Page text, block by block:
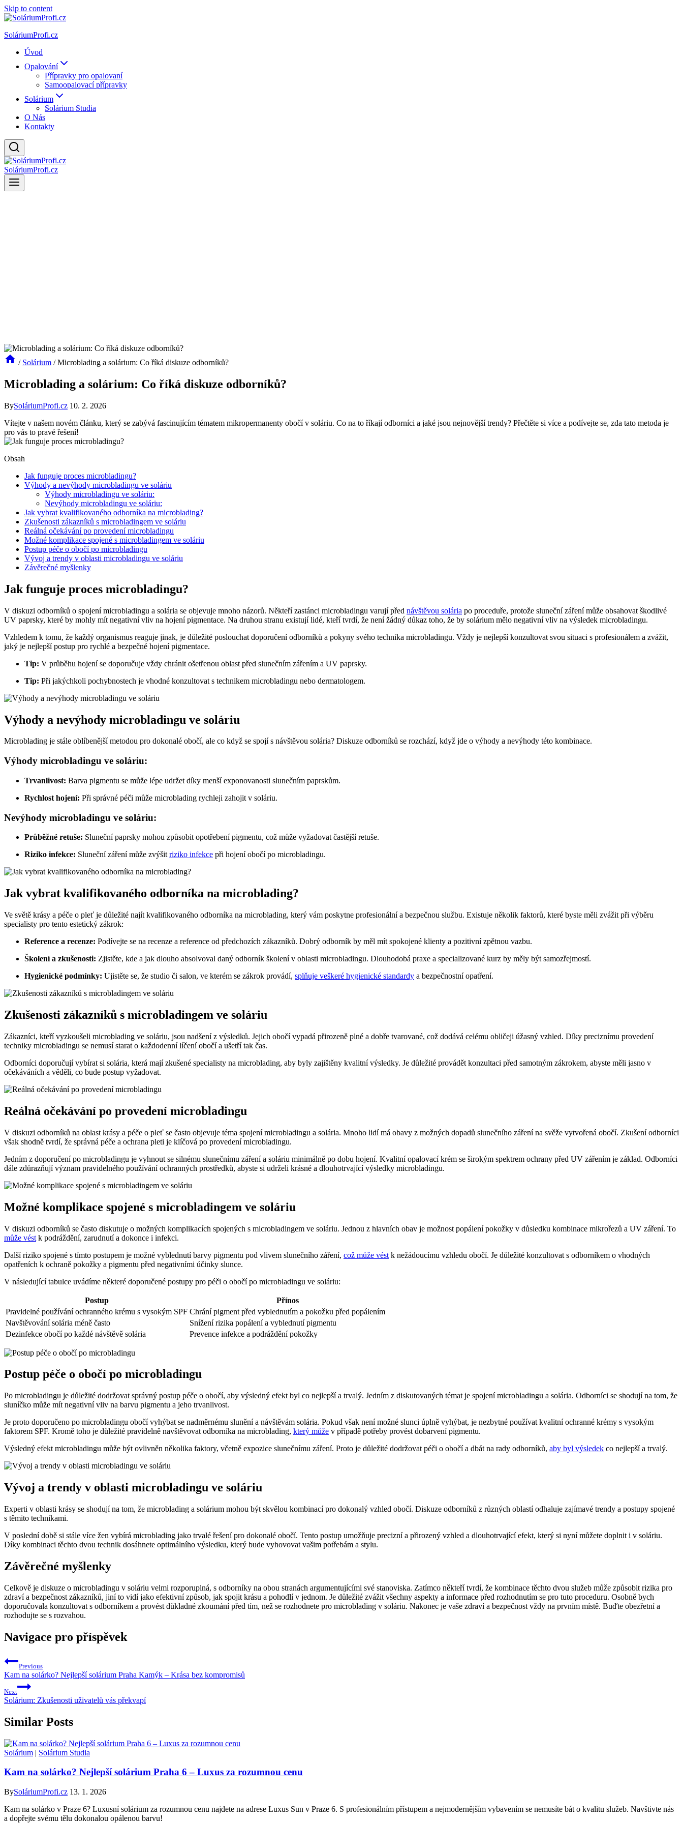
Skip to content
SoláriumProfi.cz
Úvod
Opalování
Přípravky pro opalovaní
Samoopalovací přípravky
Solárium
Solárium Studia
O Nás
Kontakty
SoláriumProfi.cz
/ Solárium / Microblading a solárium: Co říká diskuze odborníků?
Microblading a solárium: Co říká diskuze odborníků?
BySoláriumProfi.cz 10. 2. 2026
Vítejte v našem novém článku, který se zabývá fascinujícím tématem mikropermanenty obočí v soláriu. Co na to říkají odborníci a jaké jsou nejnovější trendy? Přečtěte si více a podívejte se, zda tato metoda je
pro vás to pravé řešení!
Obsah
Jak funguje proces microbladingu?
Výhody a nevýhody microbladingu ve soláriu
Výhody microbladingu ve soláriu:
Nevýhody microbladingu ve soláriu:
Jak vybrat kvalifikovaného odborníka na microblading?
Zkušenosti zákazníků s microbladingem ve soláriu
Reálná očekávání po provedení microbladingu
Možné komplikace spojené s microbladingem ve soláriu
Postup péče o obočí po microbladingu
Vývoj a trendy v oblasti microbladingu ve soláriu
Závěrečné myšlenky
Jak funguje proces microbladingu?
V diskuzi odborníků o spojení microbladingu a solária se objevuje mnoho názorů. Někteří zastánci microbladingu varují před návštěvou solária po proceduře, protože sluneční záření může obsahovat škodlivé
UV paprsky, které by mohly mít negativní vliv na hojení pigmentace. Na druhou stranu existují lidé, kteří tvrdí, že není žádný důkaz toho, že by solárium mělo negativní vliv na výsledek microbladingu.
Vzhledem k tomu, že každý organismus reaguje jinak, je důležité poslouchat doporučení odborníků a pokyny svého technika microbladingu. Vždy je nejlepší konzultovat svou situaci s profesionálem a zvážit,
jaký je nejlepší postup pro rychlé a bezpečné hojení pigmentace.
Tip: V průběhu hojení se doporučuje vždy chránit ošetřenou oblast před slunečním zářením a UV paprsky.
Tip: Při jakýchkoli pochybnostech je vhodné konzultovat s technikem microbladingu nebo dermatologem.
Výhody a nevýhody microbladingu ve soláriu
Microblading je stále oblíbenější metodou pro dokonalé obočí, ale co když se spojí s návštěvou solária? Diskuze odborníků se rozchází, když jde o výhody a nevýhody této kombinace.
Výhody microbladingu ve soláriu:
Trvanlivost: Barva pigmentu se může lépe udržet díky menší exponovanosti slunečním paprskům.
Rychlost hojení: Při správné péči může microblading rychleji zahojit v soláriu.
Nevýhody microbladingu ve soláriu:
Průběžné retuše: Sluneční paprsky mohou způsobit opotřebení pigmentu, což může vyžadovat častější retuše.
Riziko infekce: Sluneční záření může zvýšit riziko infekce při hojení obočí po microbladingu.
Jak vybrat kvalifikovaného odborníka na microblading?
Ve světě krásy a péče o pleť je důležité najít kvalifikovaného odborníka na microblading, který vám poskytne profesionální a bezpečnou službu. Existuje několik faktorů, které byste měli zvážit při výběru
specialisty pro tento estetický zákrok:
Reference a recenze: Podívejte se na recenze a reference od předchozích zákazníků. Dobrý odborník by měl mít spokojené klienty a pozitivní zpětnou vazbu.
Školení a zkušenosti: Zjistěte, kde a jak dlouho absolvoval daný odborník školení v oblasti microbladingu. Dlouhodobá praxe a specializované kurz by měly být samozřejmostí.
Hygienické podmínky: Ujistěte se, že studio či salon, ve kterém se zákrok provádí, splňuje veškeré hygienické standardy a bezpečnostní opatření.
Zkušenosti zákazníků s microbladingem ve soláriu
Zákazníci, kteří vyzkoušeli microblading ve soláriu, jsou nadšení z výsledků. Jejich obočí vypadá přirozeně plné a dobře tvarované, což dodává celému obličeji úžasný vzhled. Díky preciznímu provedení
techniky microbladingu se nemusí starat o každodenní líčení obočí a ušetří tak čas.
Odborníci doporučují vybírat si solária, která mají zkušené specialisty na microblading, aby byly zajištěny kvalitní výsledky. Je důležité provádět konzultaci před samotným zákrokem, abyste měli jasno v
očekáváních a věděli, co bude postup vyžadovat.
Reálná očekávání po provedení microbladingu
V diskuzi odborníků na oblast krásy a péče o pleť se často objevuje téma spojení microbladingu a solária. Mnoho lidí má obavy z možných dopadů slunečního záření na svěže vytvořená obočí. Zkušení odborníci
však shodně tvrdí, že správná péče a ochrana pleti je klíčová po provedení microbladingu.
Jedním z doporučení po microbladingu je vyhnout se silnému slunečnímu záření a soláriu minimálně po dobu hojení. Kvalitní opalovací krém se širokým spektrem ochrany před UV zářením je základ. Odborníci
dále zdůrazňují význam pravidelného používání ochranných prostředků, abyste si udrželi krásné a dlouhotrvající výsledky microbladingu.
Možné komplikace spojené s microbladingem ve soláriu
V diskuzi odborníků se často diskutuje o možných komplikacích spojených s microbladingem ve soláriu. Jednou z hlavních obav je možnost popálení pokožky v důsledku kombinace mikrořezů a UV záření. To
může vést k podráždění, zarudnutí a dokonce i infekci.
Další riziko spojené s tímto postupem je možné vyblednutí barvy pigmentu pod vlivem slunečního záření, což může vést k nežádoucímu vzhledu obočí. Je důležité konzultovat s odborníkem o vhodných
opatřeních k ochraně pokožky a pigmentu před negativními účinky slunce.
V následující tabulce uvádíme některé doporučené postupy pro péči o obočí po microbladingu ve soláriu:
Postup
Přínos
Pravidelné používání ochranného krému s vysokým SPF Chrání pigment před vyblednutím a pokožku před popálením
Navštěvování solária méně často
Snížení rizika popálení a vyblednutí pigmentu
Dezinfekce obočí po každé návštěvě solária
Prevence infekce a podráždění pokožky
Postup péče o obočí po microbladingu
Po microbladingu je důležité dodržovat správný postup péče o obočí, aby výsledný efekt byl co nejlepší a trvalý. Jedním z diskutovaných témat je spojení microbladingu a solária. Odborníci se shodují na tom, že
sluníčko může mít negativní vliv na barvu pigmentu a jeho trvanlivost.
Je proto doporučeno po microbladingu obočí vyhýbat se nadměrnému slunění a návštěvám solária. Pokud však není možné slunci úplně vyhýbat, je nezbytné používat kvalitní ochranné krémy s vysokým
faktorem SPF. Kromě toho je důležité pravidelně navštěvovat odborníka na microblading, který může v případě potřeby provést dobarvení pigmentu.
Výsledný efekt microbladingu může být ovlivněn několika faktory, včetně expozice slunečnímu záření. Proto je důležité dodržovat péči o obočí a dbát na rady odborníků, aby byl výsledek co nejlepší a trvalý.
Vývoj a trendy v oblasti microbladingu ve soláriu
Experti v oblasti krásy se shodují na tom, že microblading a solárium mohou být skvělou kombinací pro dokonalý vzhled obočí. Diskuze odborníků z různých oblastí odhaluje zajímavé trendy a postupy spojené
s těmito technikami.
V poslední době si stále více žen vybírá microblading jako trvalé řešení pro dokonalé obočí. Tento postup umožňuje precizní a přirozený vzhled a dlouhotrvající efekt, který si nyní můžete doplnit i v soláriu.
Díky kombinaci těchto dvou technik dosáhnete optimálního výsledku, který bude vyhovovat vašim potřebám a stylu.
Závěrečné myšlenky
Celkově je diskuze o microbladingu v soláriu velmi rozporuplná, s odborníky na obou stranách argumentujícími své stanoviska. Zatímco někteří tvrdí, že kombinace těchto dvou služeb může způsobit rizika pro
zdraví a bezpečnost zákazníků, jiní to vidí jako efektivní způsob, jak spojit krásu a pohodlí v jednom. Je důležité zvážit všechny aspekty a informace před rozhodnutím se pro tuto proceduru. Osobně bych
doporučovala konzultovat s odborníkem a provést důkladné zkoumání před tím, než se rozhodnete pro microblading v soláriu. Nakonec je vaše zdraví a bezpečnost vždy na prvním místě. Buďte obezřetní a
rozhodujte se s rozvahou.
Navigace pro příspěvek
Previous
Kam na solárko? Nejlepší solárium Praha Kamýk – Krása bez kompromisů
Next
Solárium: Zkušenosti uživatelů vás překvapí
Similar Posts
Solárium | Solárium Studia
Kam na solárko? Nejlepší solárium Praha 6 – Luxus za rozumnou cenu
BySoláriumProfi.cz 13. 1. 2026
Kam na solárko v Praze 6? Luxusní solárium za rozumnou cenu najdete na adrese Luxus Sun v Praze 6. S profesionálním přístupem a nejmodernějším vybavením se nemusíte bát o kvalitu služeb. Navštivte nás
a dopřejte svému tělu dokonalou opálenou barvu!